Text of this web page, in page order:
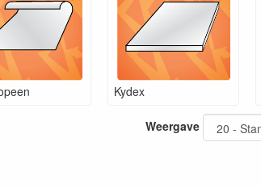
Kydex
Weergave